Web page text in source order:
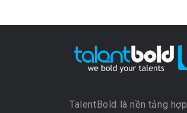
TalentBold là nền tảng hợp